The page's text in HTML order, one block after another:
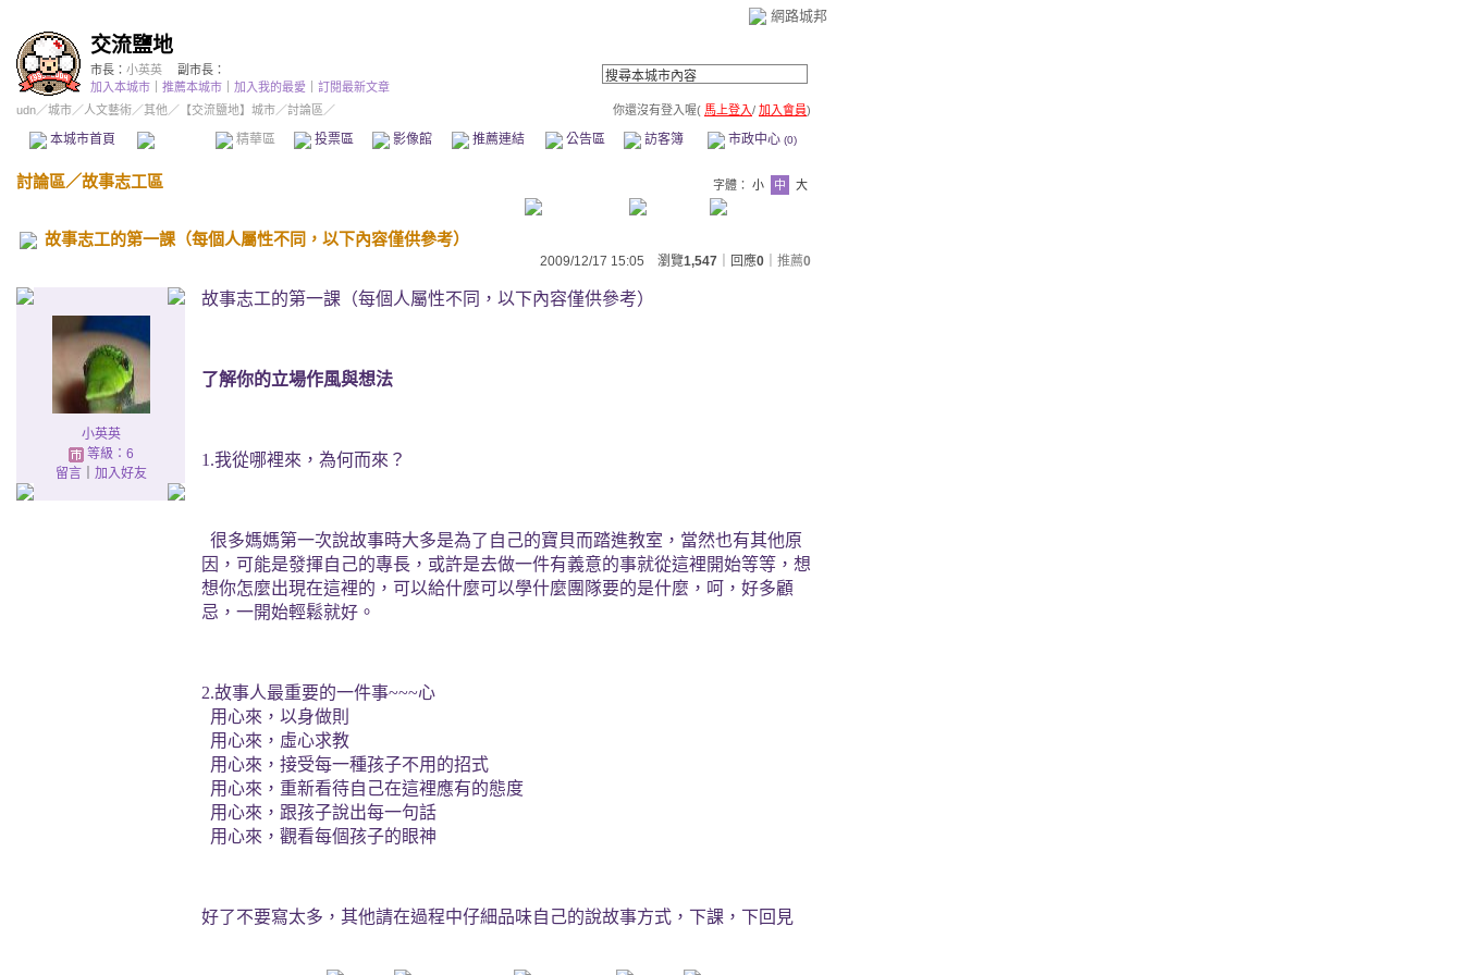
網路城邦
交流鹽地
市長： 小英英
副市長：
加入本城市
推薦本城市 加入我的最愛
訂閱最新文章
udn／城市／人文藝術／其他 ／ 【交流鹽地】城市／討論區／ 你還沒有登入喔( 馬上登入/ 加入會員)
本城市首頁 精華區 投票區 影像館 推薦連結 公告區 訪客簿 市政中心 (0)
討論區／故事志工區 字體： 小 中 大
故事志工的第一課（每個人屬性不同，以下內容僅供參考）
2009/12/17 15:05 瀏覽1,547 ｜回應0 推薦0
小英英
等級：6
留言｜ 加入好友
故事志工的第一課（每個人屬性不同，以下內容僅供參考）
了解你的立場作風與想法
1.我從哪裡來，為何而來？
很多媽媽第一次說故事時大多是為了自己的寶貝而踏進教室，當然也有其他原
因，可能是發揮自己的專長，或許是去做一件有義意的事就從這裡開始等等，想
想你怎麼出現在這裡的，可以給什麼可以學什麼團隊要的是什麼，呵，好多顧
忌，一開始輕鬆就好。
2.故事人最重要的一件事~~~心
用心來，以身做則
用心來，虛心求教
用心來，接受每一種孩子不用的招式
用心來，重新看待自己在這裡應有的態度
用心來，跟孩子說出每一句話
用心來，觀看每個孩子的眼神
好了不要寫太多，其他請在過程中仔細品味自己的說故事方式，下課，下回見